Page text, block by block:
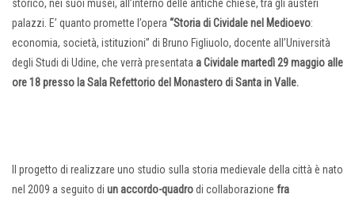
storico, nei suoi musei, all’interno delle antiche chiese, tra gli austeri
palazzi. E’ quanto promette l’opera “Storia di Cividale nel Medioevo:
economia, società, istituzioni” di Bruno Figliuolo, docente all’Università
degli Studi di Udine, che verrà presentata a Cividale martedì29 maggio alle
ore 18 presso la Sala Refettorio del Monastero di Santa in Valle.
Il progetto di realizzare uno studio sulla storia medievale della città è nato
nel 2009 a seguito di un accordo-quadrodi collaborazione fra